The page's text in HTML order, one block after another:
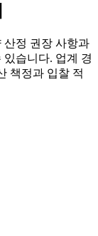
산정 권장 사항과
습니다. 업계 경
책정과 입찰 적